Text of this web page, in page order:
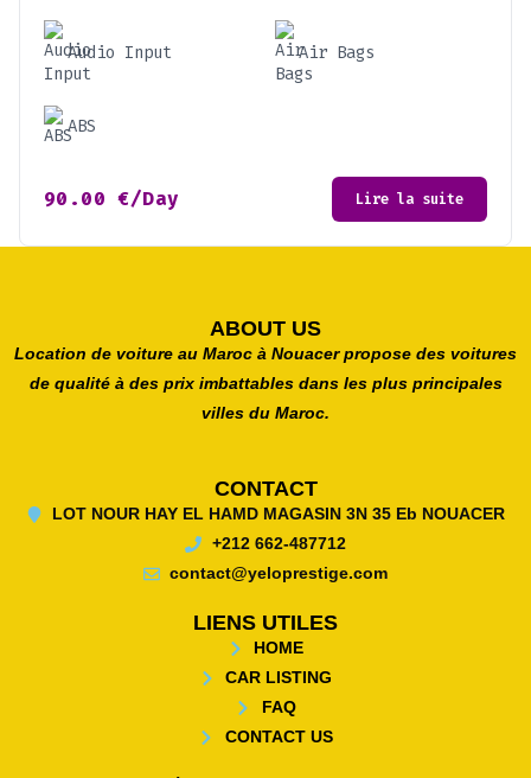
Audio Input Air Bags
ABS
90.00€/Day Lire la suite
ABOUT US
Location de voiture au Maroc à Nouacer propose des voitures
de qualité à des prix imbattables dans les plus principales
villes du Maroc.
CONTACT
LOT NOUR HAY EL HAMD MAGASIN 3N 35 Eb NOUACER
+212 662-487712
contact@yeloprestige.com
LIENS UTILES
HOME
CAR LISTING
FAQ
CONTACT US